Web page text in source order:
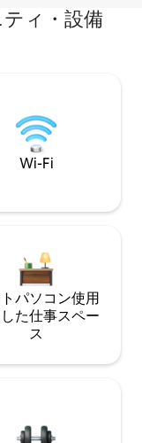
ィ・設備
Wi-Fi
パソコン使用
た仕事スペー
ス